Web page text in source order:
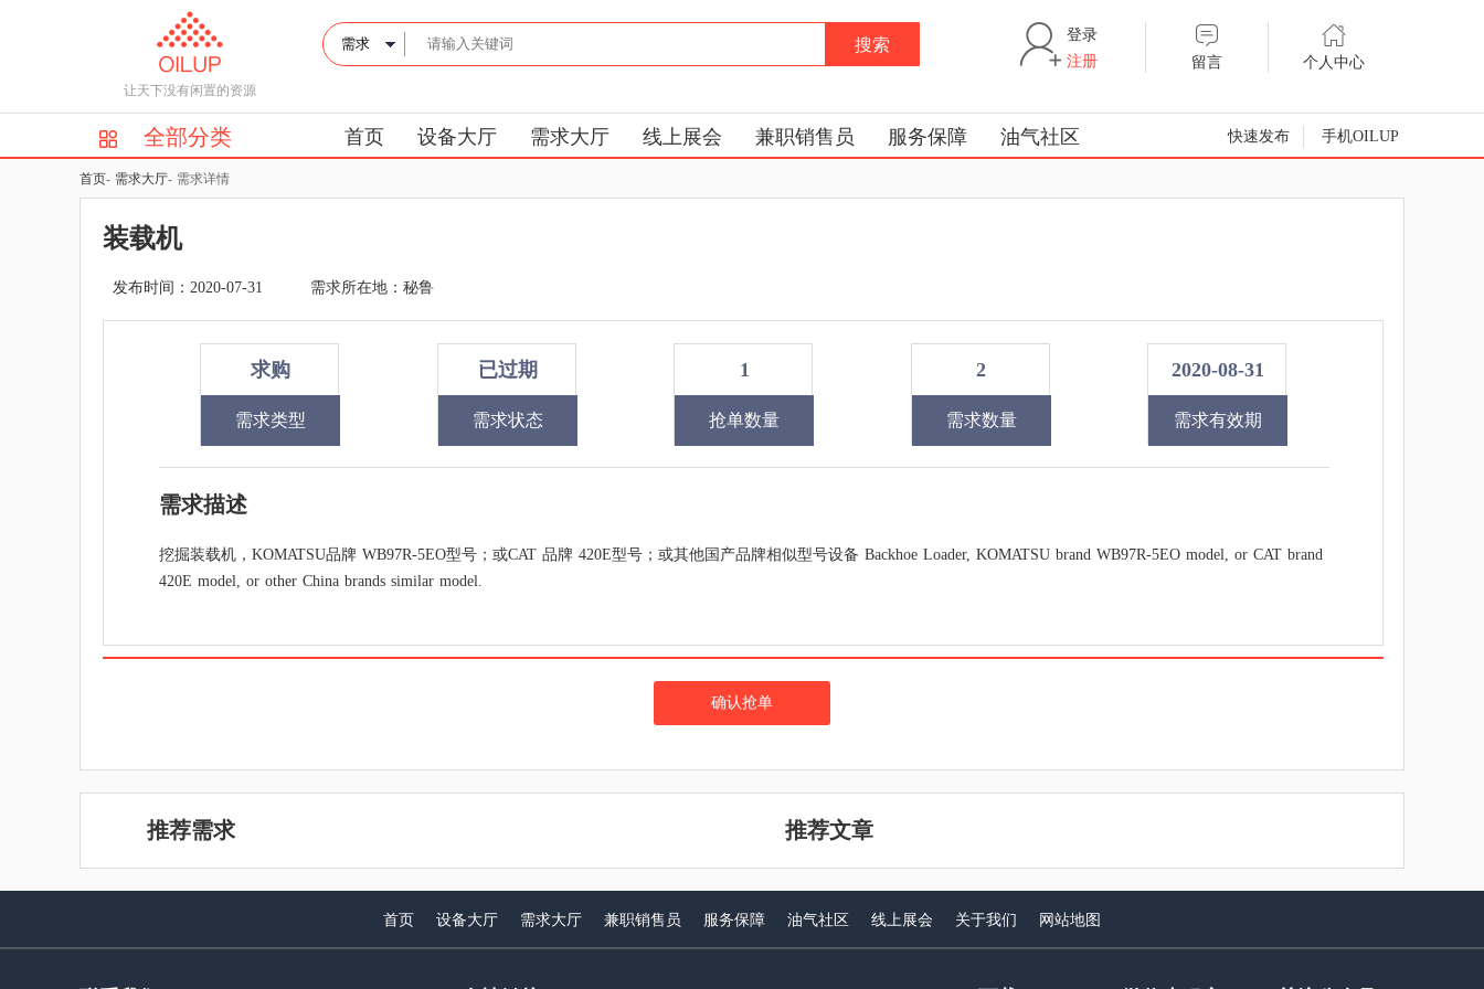
让天下没有闲置的资源
搜索
登录
注册
留言 个人中心
全部分类 首页 设备大厅 需求大厅 线上展会 兼职销售员 服务保障 油气社区 手机OILUP
快速发布
首页- 需求大厅- 需求详情
装载机
发布时间：2020-07-31 需求所在地：秘鲁
求购
需求类型
已过期
需求状态
1
抢单数量
2
需求数量
2020-08-31
需求有效期
需求描述
挖掘装载机，KOMATSU品牌 WB97R-5EO型号；或CAT 品牌 420E型号；或其他国产品牌相似型号设备 Backhoe Loader, KOMATSU brand WB97R-5EO model, or CAT brand
420E model, or other China brands similar model.
确认抢单
推荐需求 推荐文章
首页 设备大厅 需求大厅 兼职销售员 服务保障 油气社区 线上展会 关于我们 网站地图